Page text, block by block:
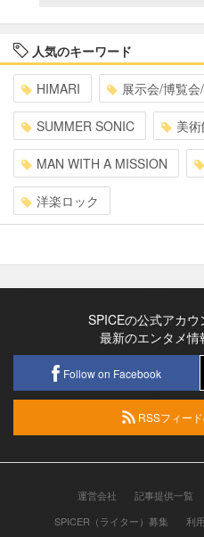
人気のキーワード
HIMARI 展示会/博覧
SUMMER SONIC 美
MAN WITH A MISSION
洋楽ロック
SPICEの公式アカ
最新のエンタメ情
Follow on Facebook
RSSフィー
運営会社 記事提供一覧
SPICER（ライター）募集
利